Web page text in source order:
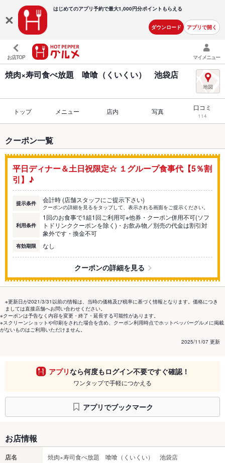
はじめてのアプリ予約で最大1,000円分ポイントもらえる
ダウンロード アプリで開く
お店TOP マイメニュー
焼肉×寿司食べ放題 喰喰（くいくい） 池袋店
トップ メニュー 店内 写真 口コミ
114
クーポン一覧
平日ディナー＆土日祝限定☆ １グループ食事代【5％割
引】♪
提示条件 会計時 (店舗スタッフにご提示下さい)
クーポンの詳細を見るをタップして、表示される画面をご提示ください。
利用条件
1回のお食事で1組1回ご利用可※他券・クーポン併用不可(ソフ
トドリンククーポンを除く)・お飲み物／別売の代金は割引対
象外です・換金不可
有効期限 なし
クーポンの詳細を見る
※更新日が2021/3/31以前の情報は、当時の価格及び税率に基づく情報となります。価格につき
ましては直接店舗へお問い合わせください。
※クーポンは予告なく内容を変更・終了・延長する可能性があります。
※スクリーンショットや印刷をされた場合を含め、クーポン利用時点でホットペッパーグルメに掲載
がないものはご利用いただけません。
2025/11/07 更新
アプリなら何度もログイン不要ですぐ確認！
ワンタップで手軽につかえる
アプリでブックマーク
お店情報
店名 焼肉×寿司食べ放題 喰喰（くいくい） 池袋店